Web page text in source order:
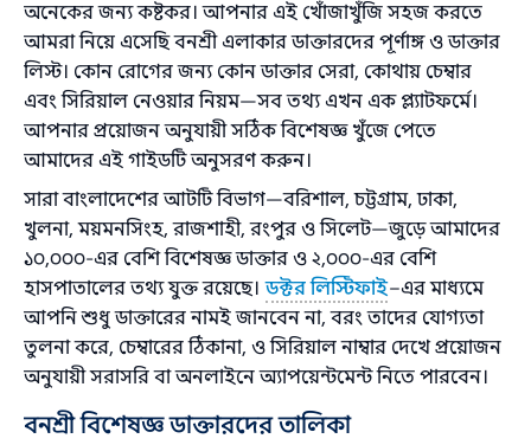
অনেকের জন্য কষ্টকর। আপনার এই খোঁজাখুঁজি সহজ করতে
আমরা নিয়ে এসেছি বনশ্রী এলাকার ডাক্তারদের পূর্ণাঙ্গ ও ডাক্তার
লিস্ট। কোন রোগের জন্য কোন ডাক্তার সেরা, কোথায় চেম্বার
এবং সিরিয়াল নেওয়ার নিয়ম—সব তথ্য এখন এক প্ল্যাটফর্মে।
আপনার প্রয়োজন অনুযায়ী সঠিক বিশেষজ্ঞ খুঁজে পেতে
আমাদের এই গাইডটি অনুসরণ করুন।
সারা বাংলাদেশের আটটি বিভাগ—বরিশাল, চট্টগ্রাম, ঢাকা,
খুলনা, ময়মনসিংহ, রাজশাহী, রংপুর ও সিলেট—জুড়ে আমাদের
১০,০০০-এর বেশি বিশেষজ্ঞ ডাক্তার ও ২,০০০-এর বেশি
হাসপাতালের তথ্য যুক্ত রয়েছে।ডক্টর লিস্টিফাই–এর মাধ্যমে
আপনি শুধু ডাক্তারের নামই জানবেন না, বরং তাদের যোগ্যতা
তুলনা করে, চেম্বারের ঠিকানা, ও সিরিয়াল নাম্বার দেখে প্রয়োজন
অনুযায়ী সরাসরি বা অনলাইনে অ্যাপয়েন্টমেন্ট নিতে পারবেন।
বনশ্রী বিশেষজ্ঞ ডাক্তারদের তালিকা